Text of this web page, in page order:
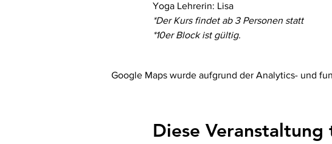
Yoga Lehrerin: Lisa
*Der Kurs findet ab 3 Personen statt
*10er Block ist gültig.
Google Maps wurde aufgrund der Analytics- und
Diese Veranstaltung